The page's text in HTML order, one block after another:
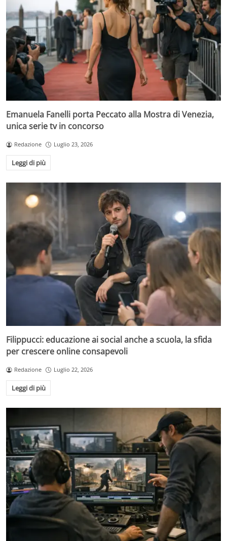
Emanuela Fanelli porta Peccato alla Mostra di Venezia,
unica serie tv in concorso
Redazione Luglio 23, 2026
Leggi di più
Filippucci: educazione ai social anche a scuola, la sfida
per crescere online consapevoli
Redazione Luglio 22, 2026
Leggi di più